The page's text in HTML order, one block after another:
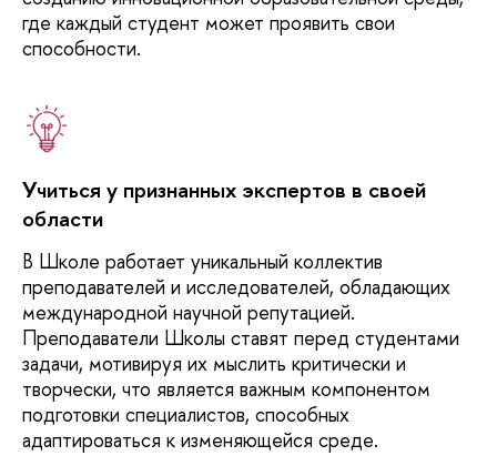
где каждый студент может проявить свои
способности.
Учиться у признанных экспертов в своей
области
В Школе работает уникальный коллектив
преподавателей и исследователей, обладающих
международной научной репутацией.
Преподаватели Школы ставят перед студентами
задачи, мотивируя их мыслить критически и
творчески, что является важным компонентом
подготовки специалистов, способных
адаптироваться к изменяющейся среде.